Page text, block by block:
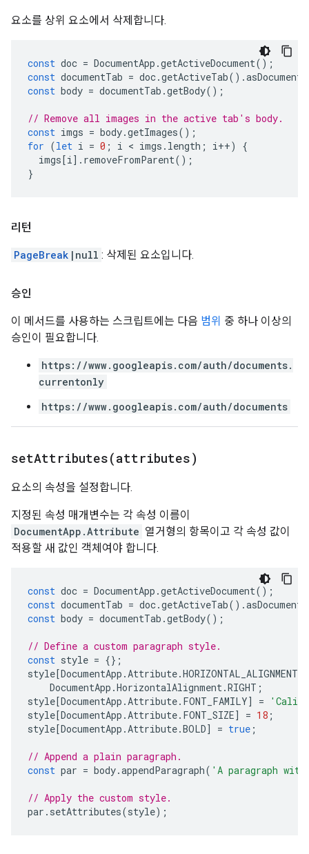
요소를 상위 요소에서 삭제합니다.
const doc = DocumentApp .getActiveDocument();
const documentTab = doc.getActiveTab().
const body = documentTab .getBody();
// Remove all images in the active tab's body.
const imgs = body.getImages();
for (let i = 0 ; i < imgs . length ; i++)
{
imgs[i]. removeFromParent();
}
리턴
PageBreak |null : 삭제된 요소입니다.
승인
이 메서드를 사용하는 스크립트에는 다음 범위 중 하나 이상의
승인이 필요합니다.
https://www.googleapis.com/auth/documents.
currentonly
https://www.googleapis.com/auth/documents
setAttributes(attributes)
요소의 속성을 설정합니다.
지정된 속성 매개변수는 각 속성 이름이
DocumentApp.Attribute 열거형의 항목이고 각 속성 값이
적용할 새 값인 객체여야 합니다.
const doc = DocumentApp .getActiveDocument();
const documentTab = doc.getActiveTab().
const body = documentTab .getBody();
// Define a custom paragraph style.
const style = {};
style[DocumentApp .Attribute.HORIZONTAL_ALIGNMENT
DocumentApp .HorizontalAlignment.RIGHT ;
style[DocumentApp .Attribute. FONT_FAMILY] =
style[DocumentApp .Attribute. FONT_SIZE] = 18 ;
style[DocumentApp .Attribute.BOLD] = true ;
// Append a plain paragraph.
const par = body.appendParagraph( 'A paragraph
// Apply the custom style.
par . setAttributes(style);